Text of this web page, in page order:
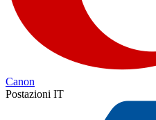
Canon
Postazioni IT